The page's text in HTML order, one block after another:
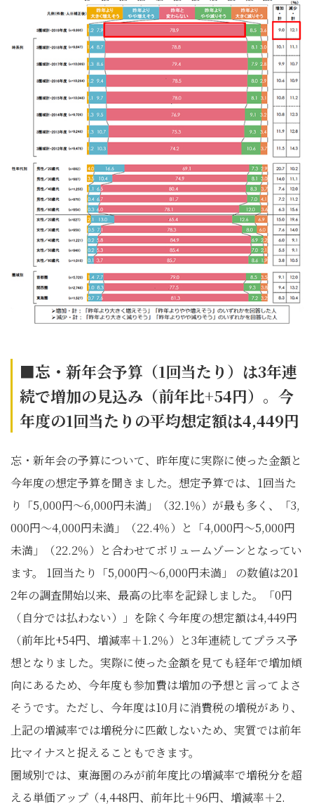
■忘・新年会予算（1回当たり）は3年連
続で増加の見込み（前年比+54円）。今
年度の1回当たりの平均想定額は4,449円
忘・新年会の予算について、昨年度に実際に使った金額と
今年度の想定予算を聞きました。想定予算では、1回当た
り「5,000円～6,000円未満」（32.1％）が最も多く、「3,
000円～4,000円未満」（22.4％）と「4,000円～5,000円
未満」（22.2％）と合わせてボリュームゾーンとなってい
ます。 1回当たり「5,000円～6,000円未満」 の数値は201
2年の調査開始以来、最高の比率を記録しました。「0円
（自分では払わない）」を除く今年度の想定額は4,449円
（前年比+54円、増減率＋1.2％）と3年連続してプラス予
想となりました。実際に使った金額を見ても経年で増加傾
向にあるため、今年度も参加費は増加の予想と言ってよさ
そうです。ただし、今年度は10月に消費税の増税があり、
上記の増減率では増税分に匹敵しないため、実質では前年
比マイナスと捉えることもできます。
圏域別では、東海圏のみが前年度比の増減率で増税分を超
える単価アップ（4,448円、前年比＋96円、増減率＋2.